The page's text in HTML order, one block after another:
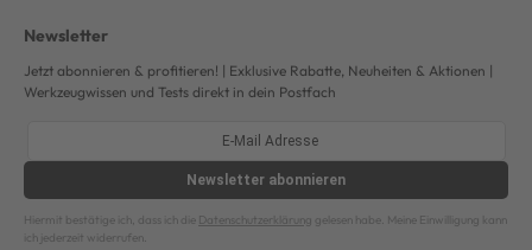
Newsletter
Jetzt abonnieren & profitieren! | Exklusive Rabatte, Neuheiten & Aktionen |
Werkzeugwissen und Tests direkt in dein Postfach
Newsletter abonnieren
Hiermit bestätige ich, dass ich die Datenschutzerklärung gelesen habe. Meine Einwilligung kann
ich jederzeit widerrufen.